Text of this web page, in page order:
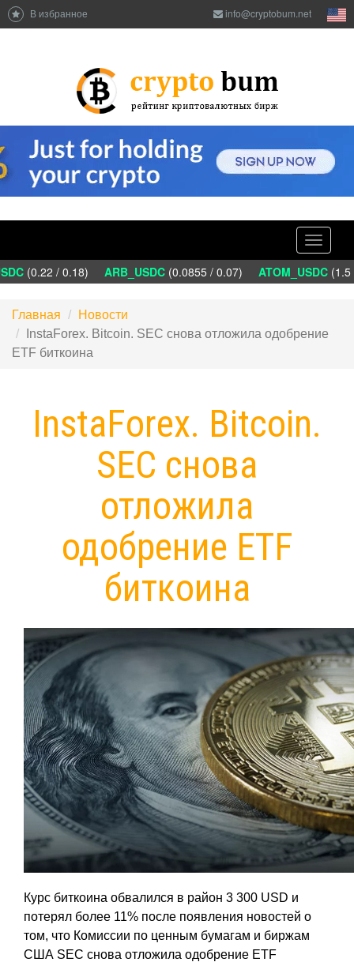
В избранное info@cryptobum.net
Toggle
(0.22 / 0.18) ARB_USDC(0.0855 / 0.07) ATOM_USDC(1.5
Главная
Новости
InstaForex. Bitcoin. SEC снова отложила одобрение
ETF биткоина
InstaForex. Bitcoin.
SEC снова
отложила
одобрение ETF
биткоина
Курс биткоина обвалился в район 3 300 USD и
потерял более 11% после появления новостей о
том, что Комиссии по ценным бумагам и биржам
США SEC снова отложила одобрение ETF